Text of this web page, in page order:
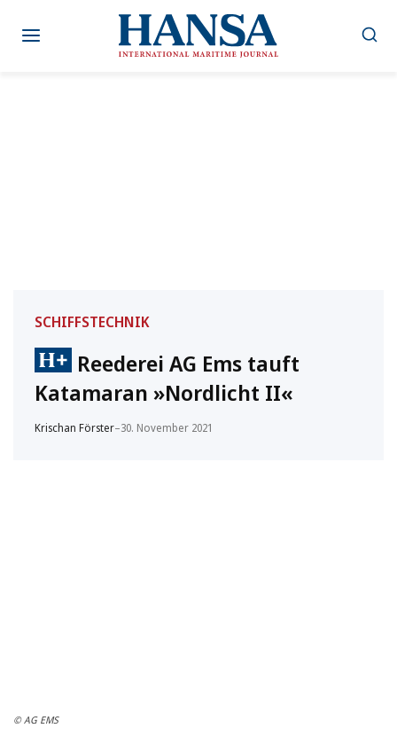
Inhalt
SCHIFFSTECHNIK
Reederei AG Ems tauft
Katamaran »Nordlicht II«
Krischan Förster–30. November 2021
© AG EMS